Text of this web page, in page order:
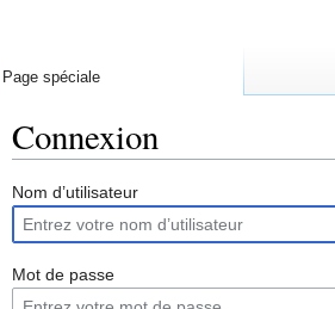
Connexion
Nom d’utilisateur
Mot de passe
Page spéciale